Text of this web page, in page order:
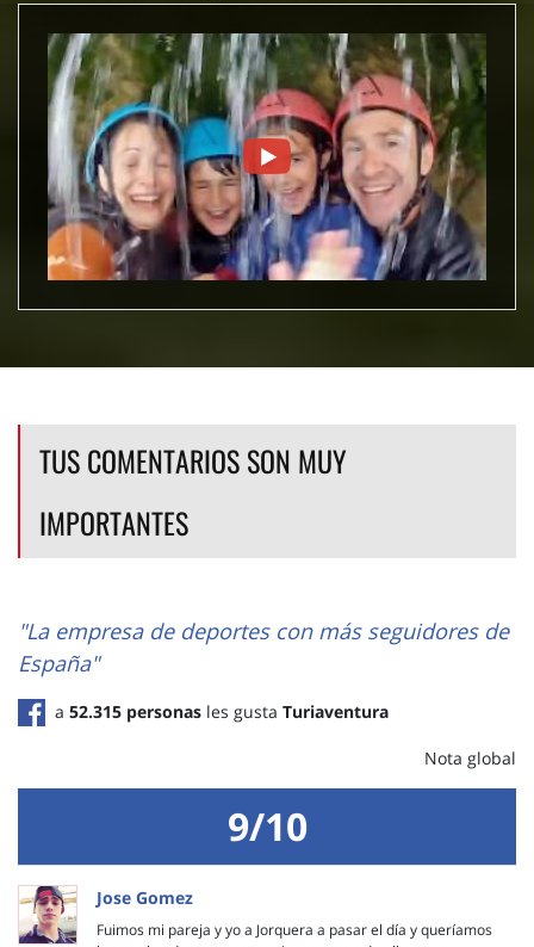
TUS COMENTARIOS SON MUY
IMPORTANTES
"La empresa de deportes con más seguidores de
España"
a 52.315 personas les gusta Turiaventura
Nota global
9/10
Jose Gomez
Fuimos mi pareja y yo a Jorquera a pasar el día y queríamos